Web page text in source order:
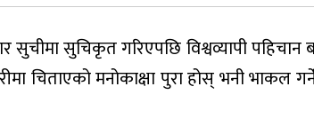
सुचीमा सुचिकृत गरिएपछि विश्वव्यापी पहिचान
चिताएको मनोकाक्षा पुरा होस् भनी भाकल